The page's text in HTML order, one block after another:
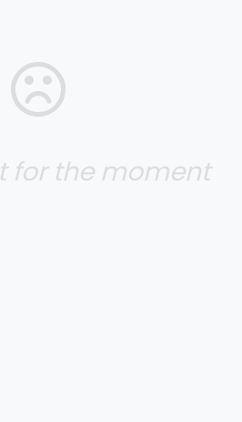
for the moment